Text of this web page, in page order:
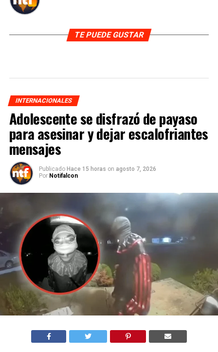
TE PUEDE GUSTAR
INTERNACIONALES
Adolescente se disfrazó de payaso
para asesinar y dejar escalofriantes
mensajes
Publicado Hace 15 horas on agosto 7, 2026
Por Notifalcon